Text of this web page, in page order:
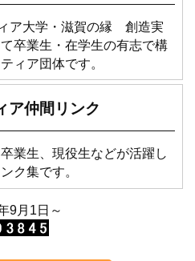
ア大学・滋賀の縁 創造実
卒業生・在学生の有志で構
ィア団体です。
ア仲間リンク
業生、現役生などが活躍し
ク集です。
9月1日～